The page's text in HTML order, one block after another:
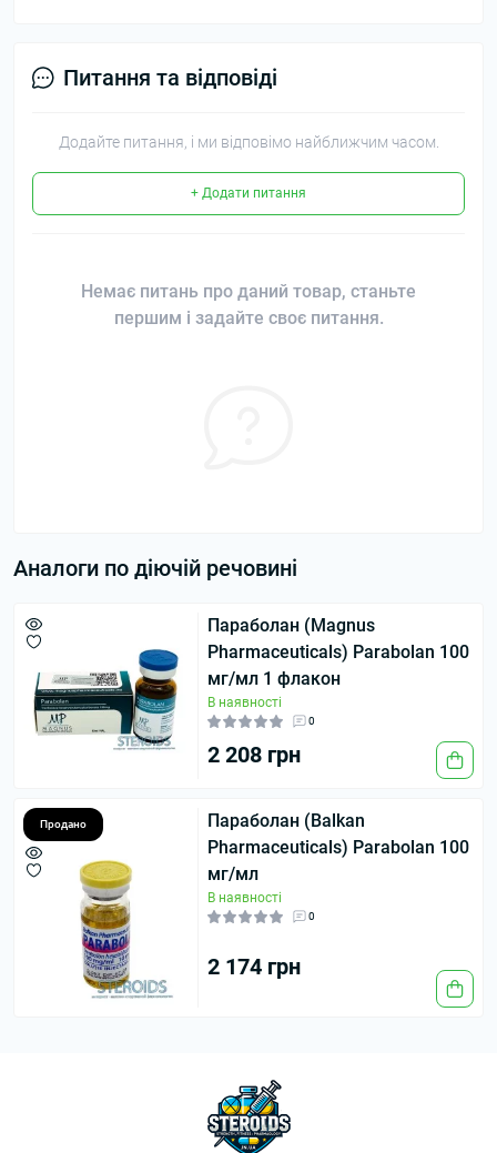
Питання та відповіді
Додайте питання, і ми відповімо найближчим часом.
+ Додати питання
Немає питань про даний товар, станьте
першим і задайте своє питання.
Аналоги по діючій речовині
Параболан (Magnus
Pharmaceuticals) Parabolan 100
мг/мл 1 флакон
В наявності
0
2 208 грн
Продано
Параболан (Balkan
Pharmaceuticals) Parabolan 100
мг/мл
В наявності
0
2 174 грн